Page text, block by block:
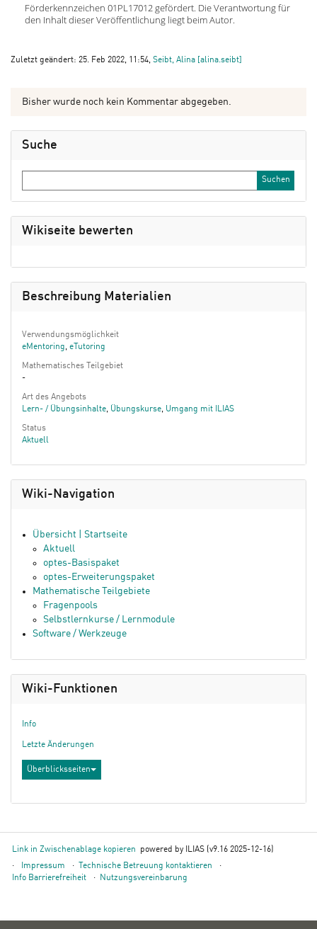
Förderkennzeichen 01PL17012 gefördert. Die Verantwortung für
den Inhalt dieser Veröffentlichung liegt beim Autor.
Zuletzt geändert: 25. Feb 2022, 11:54, Seibt, Alina [alina.seibt]
Bisher wurde noch kein Kommentar abgegeben.
Suche
Wikiseite bewerten
Beschreibung Materialien
Verwendungsmöglichkeit
eMentoring, eTutoring
Mathematisches Teilgebiet
-
Art des Angebots
Lern- / Übungsinhalte, Übungskurse, Umgang mit ILIAS
Status
Aktuell
Wiki-Navigation
Übersicht | Startseite
Aktuell
optes-Basispaket
optes-Erweiterungspaket
Mathematische Teilgebiete
Fragenpools
Selbstlernkurse / Lernmodule
Software / Werkzeuge
Wiki-Funktionen
Info
Letzte Änderungen
Überblicksseiten
Link in Zwischenablage kopieren
powered by ILIAS (v9.16 2025-12-16)
Impressum
Technische Betreuung kontaktieren
Info Barrierefreiheit
Nutzungsvereinbarung